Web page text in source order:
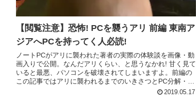
【閲覧注意】恐怖! PCを襲うアリ 前編 東南ア
ジアへPCを持ってく人必読!
ノートPCがアリに襲われた著者の実際の体験談を画像・動
画入りで公開。なんだアリくらい、と思うなかれ! 甘く見て
いると最悪、パソコンを破壊されてしまいますよ。前編の
この記事ではアリに襲われるまでのいきさつとPC分解・駆
2019.05.17